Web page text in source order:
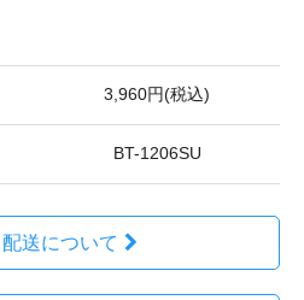
3,960円(税込)
BT-1206SU
送について